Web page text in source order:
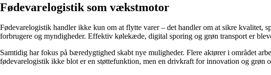
Fødevarelogistik som vækstmotor
Fødevarelogistik handler ikke kun om at flytte varer – det handler om at sikre kvalitet,
forbrugere og myndigheder. Effektiv kølekæde, digital sporing og grøn transport er
Samtidig har fokus på bæredygtighed skabt nye muligheder. Flere aktører i området
fødevarelogistik ikke blot er en støttefunktion, men en drivkraft for innovation og grøn